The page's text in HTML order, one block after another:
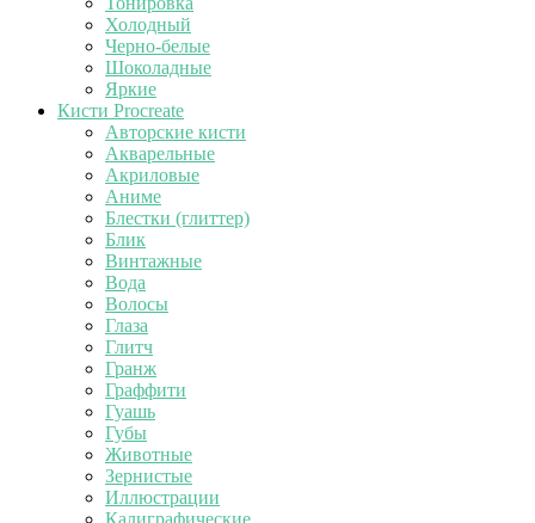
Холодный
Черно-белые
Шоколадные
Яркие
Кисти Procreate
Авторские кисти
Акварельные
Акриловые
Аниме
Блестки (глиттер)
Блик
Винтажные
Вода
Волосы
Глаза
Глитч
Гранж
Граффити
Гуашь
Губы
Животные
Зернистые
Иллюстрации
Калиграфические